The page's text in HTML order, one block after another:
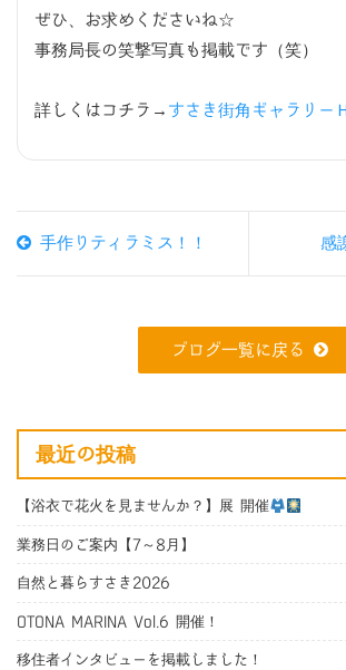
ぜひ、お求めくださいね☆
事務局長の笑撃写真も掲載です（笑）
詳しくはコチラ→ すさき街角ギャラリー
手作りティラミス！！ 感
ブログ一覧に戻る
最近の投稿
【浴衣で花火を見ませんか？】展 開催
業務日のご案内【7～8月】
自然と暮らすさき2026
OTONA MARINA Vol.6 開催！
移住者インタビューを掲載しました！